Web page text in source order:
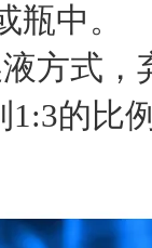
中。
方式
1:3的比